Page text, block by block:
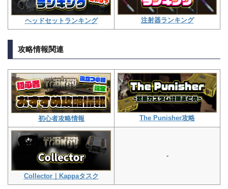
ヘッドセットランキング 注射器ランキング
攻略情報関連
初心者攻略情報 The Punisher攻略
Collector｜Kappaタスク
-